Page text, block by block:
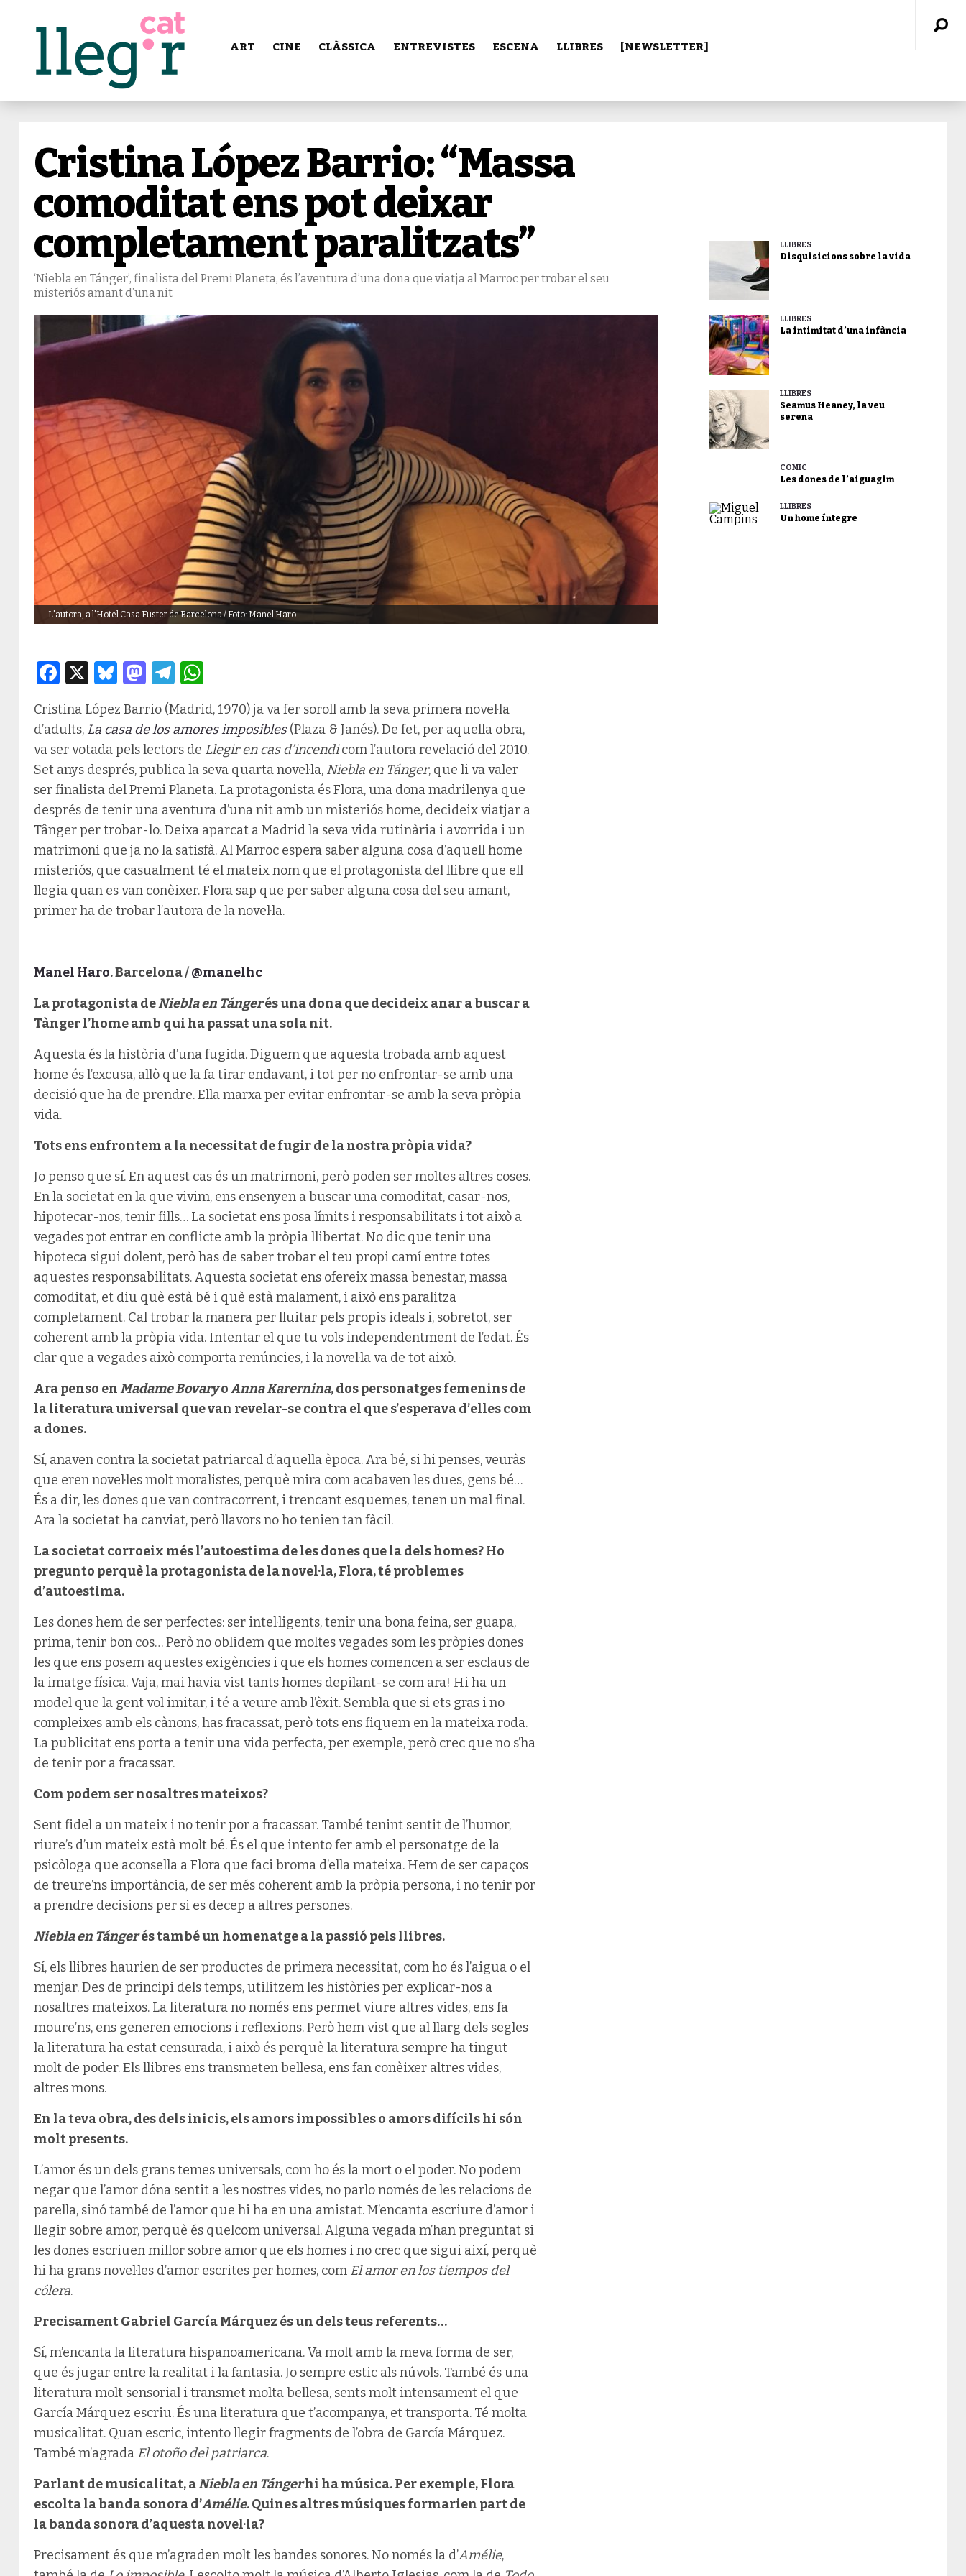
ART CINE CLÀSSICA ENTREVISTES ESCENA LLIBRES [NEWSLETTER]
Cristina López Barrio: “Massa
comoditat ens pot deixar
completament paralitzats”
‘Niebla en Tánger’, finalista del Premi Planeta, és l’aventura d’una dona que viatja al Marroc per trobar el seu
misteriós amant d’una nit
L'autora, a l'Hotel Casa Fuster de Barcelona / Foto: Manel Haro
Facebook
X Bluesky
Mastodon
Telegram
Cristina López Barrio (Madrid, 1970) ja va fer soroll amb la seva primera novel·la
d’adults, La casa de los amores imposibles(Plaza & Janés). De fet, per aquella obra,
va ser votada pels lectors de Llegir en cas d’incendicom l’autora revelació del 2010.
Set anys després, publica la seva quarta novel·la, Niebla en Tánger, que li va valer
ser finalista del Premi Planeta. La protagonista és Flora, una dona madrilenya que
després de tenir una aventura d’una nit amb un misteriós home, decideix viatjar a
Tânger per trobar-lo. Deixa aparcat a Madrid la seva vida rutinària i avorrida i un
matrimoni que ja no la satisfà. Al Marroc espera saber alguna cosa d’aquell home
misteriós, que casualment té el mateix nom que el protagonista del llibre que ell
llegia quan es van conèixer. Flora sap que per saber alguna cosa del seu amant,
primer ha de trobar l’autora de la novel·la.
Manel Haro. Barcelona /@manelhc
La protagonista deNiebla en Tángerés una dona que decideix anar a buscar a
Tànger l’home amb qui ha passat una sola nit.
Aquesta és la història d’una fugida. Diguem que aquesta trobada amb aquest
home és l’excusa, allò que la fa tirar endavant, i tot per no enfrontar-se amb una
decisió que ha de prendre. Ella marxa per evitar enfrontar-se amb la seva pròpia
vida.
Tots ens enfrontem a la necessitat de fugir de la nostra pròpia vida?
Jo penso que sí. En aquest cas és un matrimoni, però poden ser moltes altres coses.
En la societat en la que vivim, ens ensenyen a buscar una comoditat, casar-nos,
hipotecar-nos, tenir fills… La societat ens posa límits i responsabilitats i tot això a
vegades pot entrar en conflicte amb la pròpia llibertat. No dic que tenir una
hipoteca sigui dolent, però has de saber trobar el teu propi camí entre totes
aquestes responsabilitats. Aquesta societat ens ofereix massa benestar, massa
comoditat, et diu què està bé i què està malament, i això ens paralitza
completament. Cal trobar la manera per lluitar pels propis ideals i, sobretot, ser
coherent amb la pròpia vida. Intentar el que tu vols independentment de l’edat. És
clar que a vegades això comporta renúncies, i la novel·la va de tot això.
Ara penso enMadame BovaryoAnna Karernina, dos personatges femenins de
la literatura universal que van revelar-se contra el que s’esperava d’elles com
a dones.
Sí, anaven contra la societat patriarcal d’aquella època. Ara bé, si hi penses, veuràs
que eren novel·les molt moralistes, perquè mira com acabaven les dues, gens bé…
És a dir, les dones que van contracorrent, i trencant esquemes, tenen un mal final.
Ara la societat ha canviat, però llavors no ho tenien tan fàcil.
La societat corroeix més l’autoestima de les dones que la dels homes? Ho
pregunto perquè la protagonista de la novel·la, Flora, té problemes
d’autoestima.
Les dones hem de ser perfectes: ser intel·ligents, tenir una bona feina, ser guapa,
prima, tenir bon cos… Però no oblidem que moltes vegades som les pròpies dones
les que ens posem aquestes exigències i que els homes comencen a ser esclaus de
la imatge física. Vaja, mai havia vist tants homes depilant-se com ara! Hi ha un
model que la gent vol imitar, i té a veure amb l’èxit. Sembla que si ets gras i no
compleixes amb els cànons, has fracassat, però tots ens fiquem en la mateixa roda.
La publicitat ens porta a tenir una vida perfecta, per exemple, però crec que no s’ha
de tenir por a fracassar.
Com podem ser nosaltres mateixos?
Sent fidel a un mateix i no tenir por a fracassar. També tenint sentit de l’humor,
riure’s d’un mateix està molt bé. És el que intento fer amb el personatge de la
psicòloga que aconsella a Flora que faci broma d’ella mateixa. Hem de ser capaços
de treure’ns importància, de ser més coherent amb la pròpia persona, i no tenir por
a prendre decisions per si es decep a altres persones.
Niebla en Tánger és també un homenatge a la passió pels llibres.
Sí, els llibres haurien de ser productes de primera necessitat, com ho és l’aigua o el
menjar. Des de principi dels temps, utilitzem les històries per explicar-nos a
nosaltres mateixos. La literatura no només ens permet viure altres vides, ens fa
moure’ns, ens generen emocions i reflexions. Però hem vist que al llarg dels segles
la literatura ha estat censurada, i això és perquè la literatura sempre ha tingut
molt de poder. Els llibres ens transmeten bellesa, ens fan conèixer altres vides,
altres mons.
En la teva obra, des dels inicis, els amors impossibles o amors difícils hi són
molt presents.
L’amor és un dels grans temes universals, com ho és la mort o el poder. No podem
negar que l’amor dóna sentit a les nostres vides, no parlo només de les relacions de
parella, sinó també de l’amor que hi ha en una amistat. M’encanta escriure d’amor i
llegir sobre amor, perquè és quelcom universal. Alguna vegada m’han preguntat si
les dones escriuen millor sobre amor que els homes i no crec que sigui així, perquè
hi ha grans novel·les d’amor escrites per homes, com El amor en los tiempos del
cólera.
Precisament Gabriel García Márquez és un dels teus referents…
Sí, m’encanta la literatura hispanoamericana. Va molt amb la meva forma de ser,
que és jugar entre la realitat i la fantasia. Jo sempre estic als núvols. També és una
literatura molt sensorial i transmet molta bellesa, sents molt intensament el que
García Márquez escriu. És una literatura que t’acompanya, et transporta. Té molta
musicalitat. Quan escric, intento llegir fragments de l’obra de García Márquez.
També m’agrada El otoño del patriarca.
Parlant de musicalitat, aNiebla en Tángerhi ha música. Per exemple, Flora
escolta la banda sonora d’Amélie. Quines altres músiques formarien part de
la banda sonora d’aquesta novel·la?
Precisament és que m’agraden molt les bandes sonores. No només la d’Amélie,
LLIBRES
Disquisicions sobre la vida
LLIBRES
La intimitat d’una infància
LLIBRES
Seamus Heaney, la veu
serena
CÒMIC
Les dones de l’aiguagim
LLIBRES
Un home íntegre